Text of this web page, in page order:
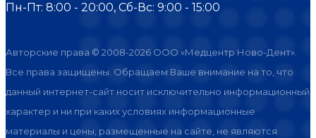
Пн-Пт: 8:00 - 20:00, Cб-Вс: 9:00 - 15:00
Авторские права © 2008-2026 ООО «Медцентр Ново-Дент».
Все права защищены. Обращаем Ваше внимание на то, что
данный интернет-сайт носит исключительно информационный
характер и ни при каких условиях информационные
материалы и цены, размещенные на сайте, не являются